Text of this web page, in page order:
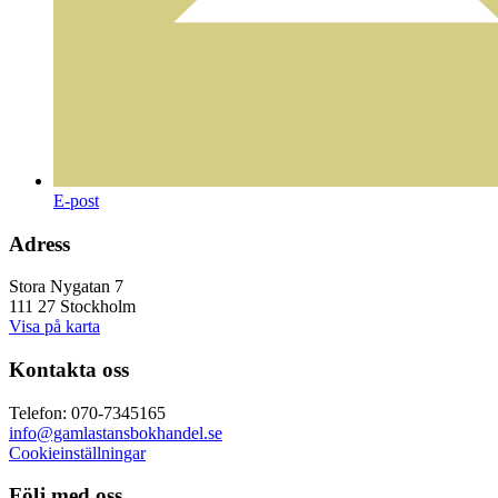
E-post
Adress
Stora Nygatan 7
111 27 Stockholm
Visa på karta
Kontakta oss
Telefon: 070-7345165
info@gamlastansbokhandel.se
Cookieinställningar